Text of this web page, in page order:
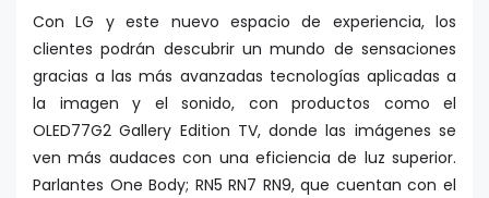
Con LG y este nuevo espacio de experiencia, los
clientes podrán descubrir un mundo de sensaciones
gracias a las más avanzadas tecnologías aplicadas a
la imagen y el sonido, con productos como el
OLED77G2 Gallery Edition TV, donde las imágenes se
ven más audaces con una eficiencia de luz superior.
Parlantes One Body; RN5 RN7 RN9, que cuentan con el